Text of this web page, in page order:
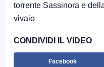
torrente Sassinora e
vivaio
CONDIVIDI IL VIDEO
Facebook